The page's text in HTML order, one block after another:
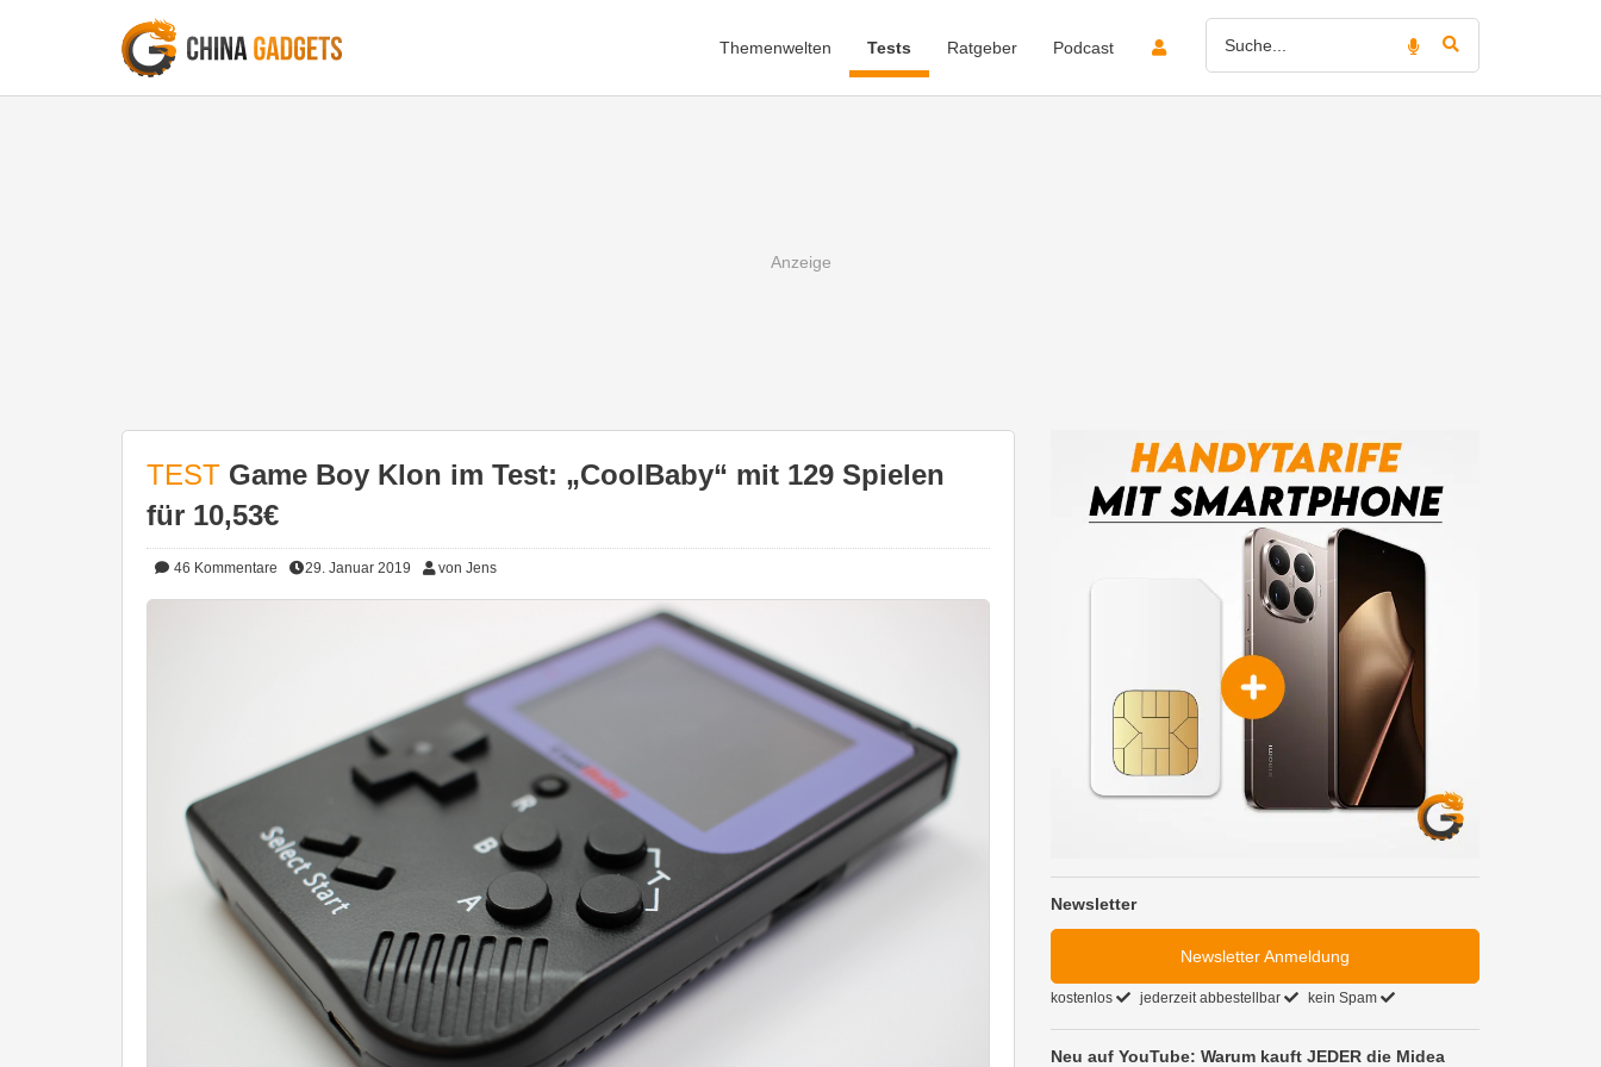
Themenwelten Tests Ratgeber Podcast
TEST Game Boy Klon im Test: „CoolBaby“ mit 129 Spielen
für 10,53€
46 Kommentare 29. Januar 2019 von Jens
Newsletter
Newsletter Anmeldung
kostenlos jederzeit abbestellbar kein Spam
Neu auf YouTube: Warum kauft JEDER die Midea